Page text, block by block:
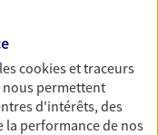
avec votre
Un contrat
matériels pro,
votre
cookies et traceurs
permettent
d'intérêts, des
la performance de nos